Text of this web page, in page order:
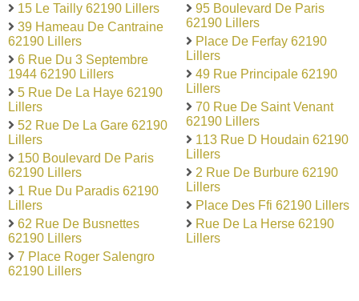
15 Le Tailly 62190 Lillers
39 Hameau De Cantraine
62190 Lillers
6 Rue Du 3 Septembre
1944 62190 Lillers
5 Rue De La Haye 62190
Lillers
52 Rue De La Gare 62190
Lillers
150 Boulevard De Paris
62190 Lillers
1 Rue Du Paradis 62190
Lillers
62 Rue De Busnettes
62190 Lillers
7 Place Roger Salengro
62190 Lillers
95 Boulevard De Paris
62190 Lillers
Place De Ferfay 62190
Lillers
49 Rue Principale 62190
Lillers
70 Rue De Saint Venant
62190 Lillers
113 Rue D Houdain 62190
Lillers
2 Rue De Burbure 62190
Lillers
Place Des Ffi 62190 Lillers
Rue De La Herse 62190
Lillers